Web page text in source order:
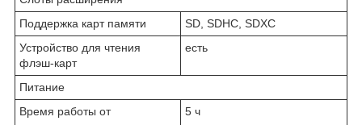
Поддержка карт памяти
SD, SDHC, SDXC
Устройство для чтения
флэш-карт
есть
Питание
Время работы от
5 ч